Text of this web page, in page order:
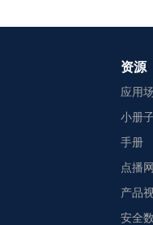
资源
应用
小册
手册
点播
产品
安全